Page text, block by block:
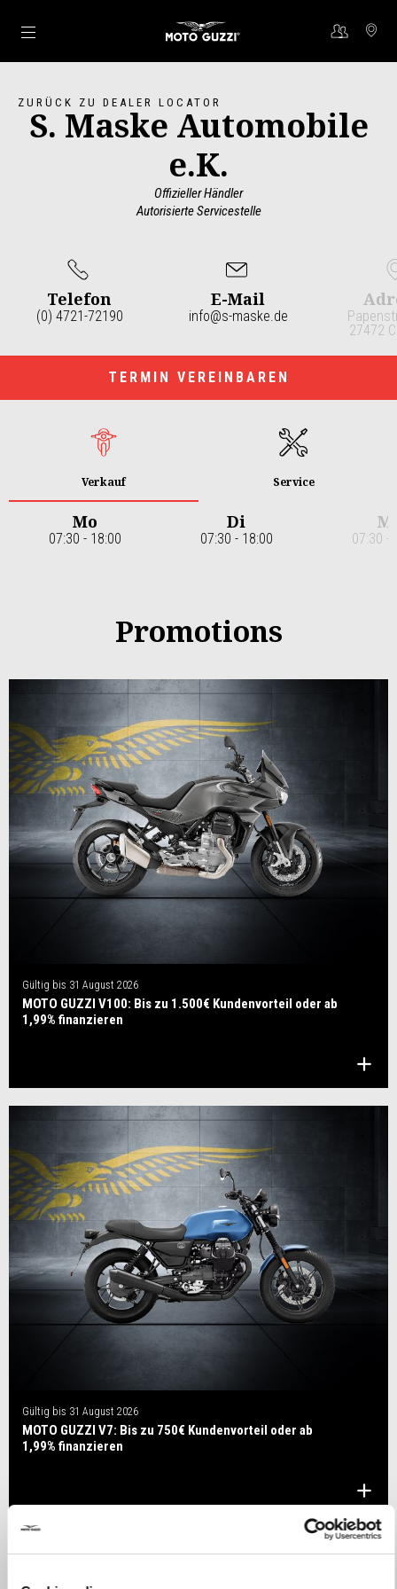
Skip to content
ZURÜCK ZU DEALER LOCATOR
S. Maske Automobile
e.K.
Offizieller Händler
Autorisierte Servicestelle
Telefon
(0) 4721-72190
E-Mail
info@s-maske.de
27472
of
TERMIN VEREINBAREN
Verkauf Service
Mo
07:30 - 18:00
Di
07:30 - 18:00 07:30 -
Promotions
Gültig bis 31 August 2026
MOTO GUZZI V100: Bis zu 1.500€ Kundenvorteil oder ab
1,99% finanzieren
Gültig bis 31 August 2026
MOTO GUZZI V7: Bis zu 750€ Kundenvorteil oder ab
1,99% finanzieren